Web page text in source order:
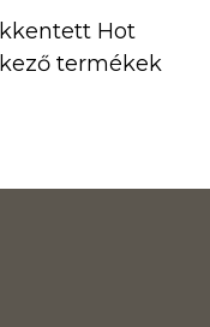
Hot
termékek